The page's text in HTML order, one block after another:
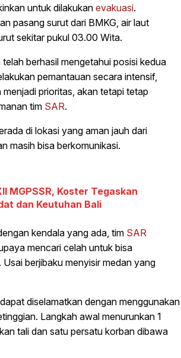
untuk dilakukan evakuasi.
pasang surut dari BMKG, air laut
sekitar pukul 03.00 Wita.
berhasil mengetahui posisi kedua
pemantauan secara intensif,
prioritas, akan tetapi tetap
tim SAR.
di lokasi yang aman jauh dari
masih bisa berkomunikasi.
MGPSSR, Koster Tegaskan
dan Keutuhan Bali
kendala yang ada, tim SAR
mencari celah untuk bisa
berjibaku menyisir medan yang
diselamatkan dengan menggunakan
Langkah awal menurunkan 1
tali dan satu persatu korban dibawa